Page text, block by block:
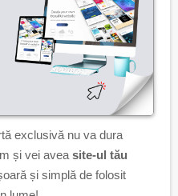
exclusivă nu va dura
și vei avea site-ul tău
și simplă de folosit